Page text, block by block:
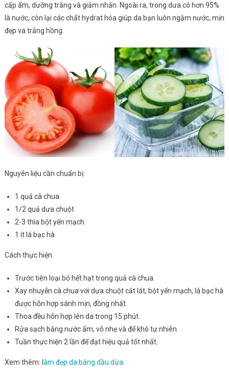
cấp ẩm, dưỡng trắng và giảm nhăn. Ngoài ra, trong dưa có hơn 95%
là nước, còn lại các chất hydrat hóa giúp da bạn luôn ngậm nước, mịn
đẹp va trắng hồng.
Nguyên liệu cần chuẩn bị:
1 quả cà chua
1/2 quả dưa chuột
2-3 thìa bột yến mạch.
1 ít lá bạc hà
Cách thực hiện:
Trước tiên loại bỏ hết hạt trong quả cà chua.
Xay nhuyễn cà chua với dưa chuột cắt lát, bột yến mạch, lá bạc hà
được hỗn hợp sánh mịn, đồng nhất.
Thoa đều hỗn hợp lên da trong 15 phút.
Rửa sạch bằng nước ấm, vỗ nhẹ và để khô tự nhiên
Tuần thực hiện 2 lần để đạt hiệu quả tốt nhất.
Xem thêm: l àm đẹp da bằng dầu dừa